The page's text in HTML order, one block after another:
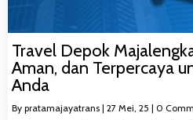
Travel Depok
Aman, dan Terpercaya
Anda
By pratamajayatrans | 27 Mei, 25 | 0